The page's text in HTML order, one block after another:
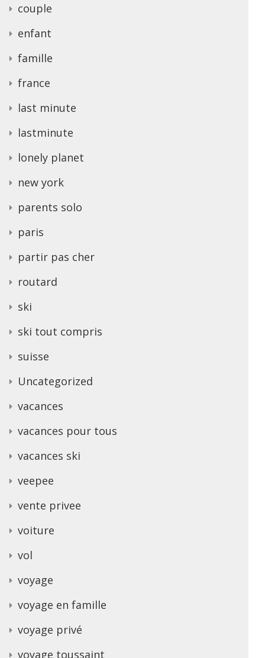
couple
enfant
famille
france
last minute
lastminute
lonely planet
new york
parents solo
paris
partir pas cher
routard
ski
ski tout compris
suisse
Uncategorized
vacances
vacances pour tous
vacances ski
veepee
vente privee
voiture
vol
voyage
voyage en famille
voyage privé
voyage toussaint